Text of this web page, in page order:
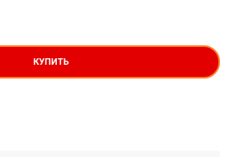
КУПИТЬ